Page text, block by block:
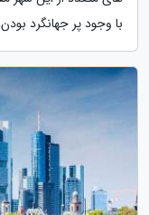
با وجود پر جهانگرد